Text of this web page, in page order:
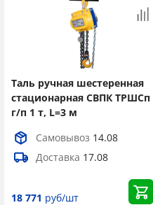
Таль ручная шестеренная
стационарная СВПК ТРШСп
г/п 1 т, L=3 м
Самовывоз 14.08
Доставка 17.08
18 771 руб/шт